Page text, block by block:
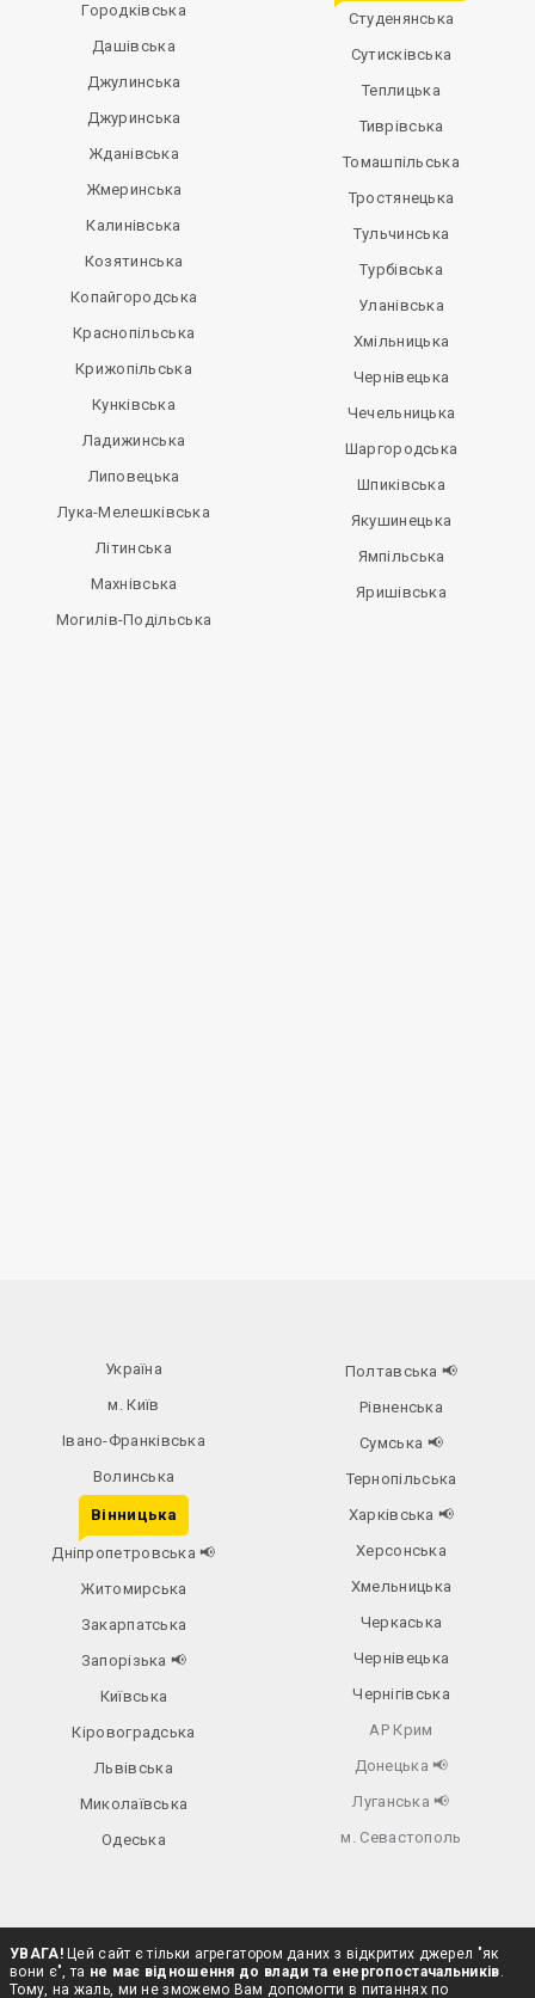
Городківська
Дашівська
Джулинська
Джуринська
Жданівська
Жмеринська
Калинівська
Козятинська
Копайгородська
Краснопільська
Крижопільська
Кунківська
Ладижинська
Липовецька
Лука-Мелешківська
Літинська
Махнівська
Могилів-Подільська
Студенянська
Сутисківська
Теплицька
Тиврівська
Томашпільська
Тростянецька
Тульчинська
Турбівська
Уланівська
Хмільницька
Чернівецька
Чечельницька
Шаргородська
Шпиківська
Якушинецька
Ямпільська
Яришівська
Україна
м. Київ
Івано-Франківська
Волинська
Вінницька
Дніпропетровська📢
Житомирська
Закарпатська
Запорізька 📢
Київська
Кіровоградська
Львівська
Миколаївська
Одеська
Полтавська 📢
Рівненська
Сумська 📢
Тернопільська
Харківська 📢
Херсонська
Хмельницька
Черкаська
Чернівецька
Чернігівська
АР Крим
Донецька 📢
Луганська 📢
м. Севастополь
УВАГА!Цей сайт є тільки агрегатором даних з відкритих джерел "як
вони є", та не має відношення до влади та енергопостачальників.
Тому, на жаль, ми не зможемо Вам допомогти в питаннях по